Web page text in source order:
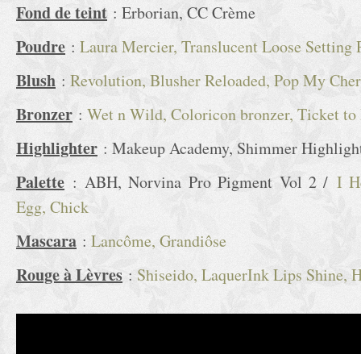
Fond de teint : Erborian, CC Crème
Poudre : Laura Mercier, Translucent Loose Setting
Blush : Revolution, Blusher Reloaded, Pop My
Bronzer : Wet n Wild, Coloricon bronzer, Ticket
Highlighter : Makeup Academy, Shimmer
Palette : ABH, Norvina Pro Pigment Vol 2 / I
Egg, Chick
Mascara : Lancôme, Grandiôse
Rouge à Lèvres : Shiseido, LaquerInk Lips Shine,